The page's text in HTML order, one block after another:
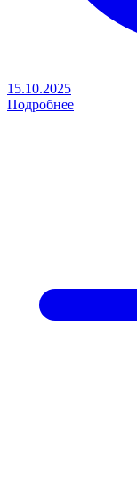
15.10.2025
Подробнее